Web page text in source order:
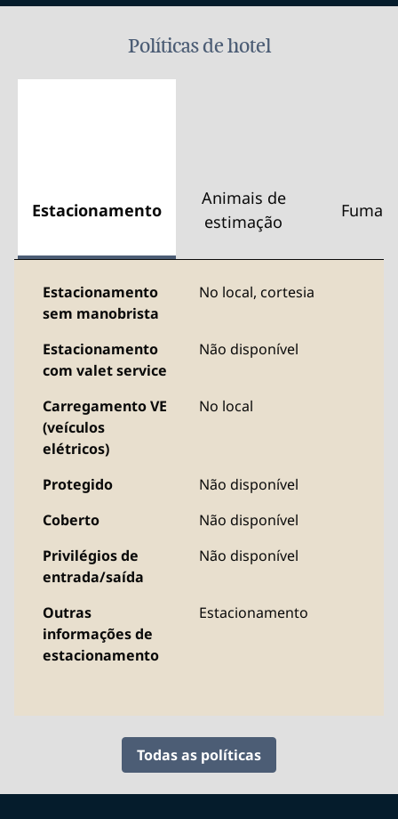
Políticas de hotel
Estacionamento
Animais de
estimação
Estacionamento
sem manobrista
No local, cortesia
Estacionamento
com valet service
Não disponível
Carregamento VE
(veículos
elétricos)
No local
Protegido
Não disponível
Coberto
Não disponível
Privilégios de
entrada/saída
Não disponível
Outras
informações de
estacionamento
Estacionamento
Todas as políticas